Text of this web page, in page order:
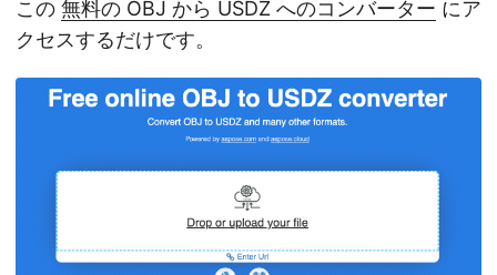
この 無料の OBJ から USDZ へのコンバーター にア
クセスするだけです。